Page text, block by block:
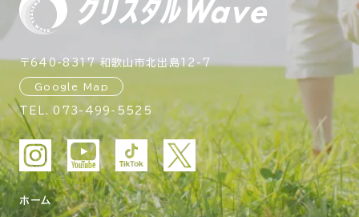
〒640-8317 和歌山市北出島12-7
Google Map
TEL.073-499-5525
ホーム